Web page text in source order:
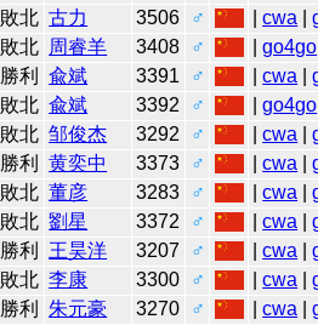
敗北 古力 3506 ♂ |cwa |
敗北 周睿羊 3408 ♂ |go4go
勝利 兪斌 3391 ♂ |cwa |
敗北 兪斌 3392 ♂ |go4go
敗北 邹俊杰 3292 ♂ |cwa |
勝利 黄奕中 3373 ♂ |cwa |
敗北 董彦 3283 ♂ |cwa |
敗北 劉星 3372 ♂ |cwa |
勝利 王昊洋 3207 ♂ |cwa |
敗北 李康 3300 ♂ |cwa |
勝利 朱元豪 3270 ♂ |cwa |